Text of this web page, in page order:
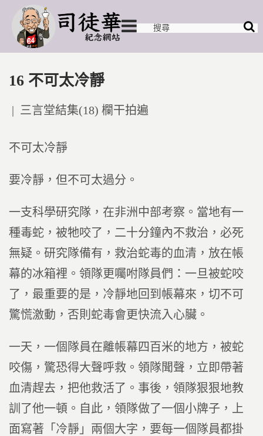
16 不可太冷靜
Posted
三言堂結集(18) 欄干拍遍
不可太冷靜
要冷靜，但不可太過分。
一支科學研究隊，在非洲中部考察。當地有一
種毒蛇，被牠咬了，二十分鐘內不救治，必死
無疑。研究隊備有，救治蛇毒的血清，放在帳
幕的冰箱裡。領隊更囑咐隊員們：一旦被蛇咬
了，最重要的是，冷靜地回到帳幕來，切不可
驚慌激動，否則蛇毒會更快流入心臟。
一天，一個隊員在離帳幕四百米的地方，被蛇
咬傷，驚恐得大聲呼救。領隊聞聲，立即帶著
血清趕去，把他救活了。事後，領隊狠狠地教
訓了他一頓。自此，領隊做了一個小牌子，上
面寫著「冷靜」兩個大字，要每一個隊員都掛